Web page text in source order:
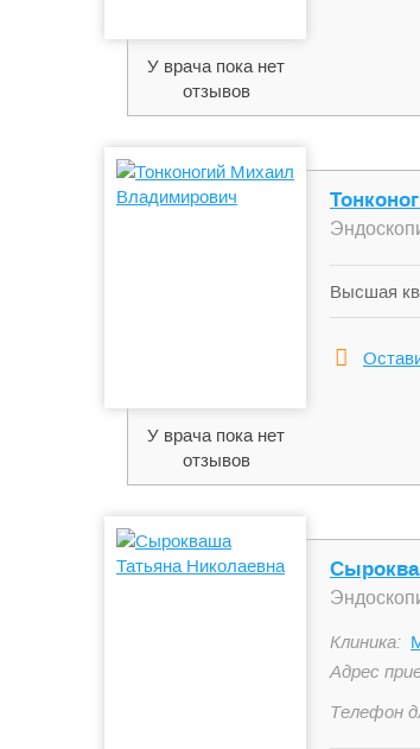
У врача пока нет
отзывов
У врача пока нет
отзывов
Высшая
при 2-ом
врачей
Повышал
Клиника:
Адрес
Телефон